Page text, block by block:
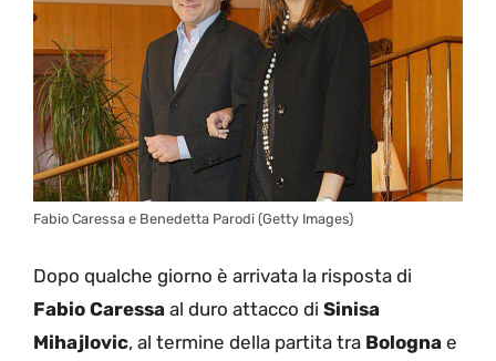
Fabio Caressa e Benedetta Parodi (Getty Images)
Dopo qualche giorno è arrivata la risposta di
Fabio Caressa al duro attacco di Sinisa
Mihajlovic, al termine della partita tra Bologna e